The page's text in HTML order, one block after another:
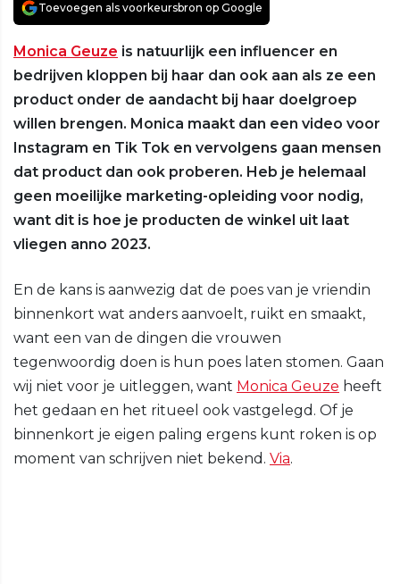
Toevoegen als voorkeursbron op Google
Monica Geuze is natuurlijk een influencer en
bedrijven kloppen bij haar dan ook aan als ze een
product onder de aandacht bij haar doelgroep
willen brengen. Monica maakt dan een video voor
Instagram en Tik Tok en vervolgens gaan mensen
dat product dan ook proberen. Heb je helemaal
geen moeilijke marketing-opleiding voor nodig,
want dit is hoe je producten de winkel uit laat
vliegen anno 2023.
En de kans is aanwezig dat de poes van je vriendin
binnenkort wat anders aanvoelt, ruikt en smaakt,
want een van de dingen die vrouwen
tegenwoordig doen is hun poes laten stomen. Gaan
wij niet voor je uitleggen, want Monica Geuze heeft
het gedaan en het ritueel ook vastgelegd. Of je
binnenkort je eigen paling ergens kunt roken is op
moment van schrijven niet bekend. Via.